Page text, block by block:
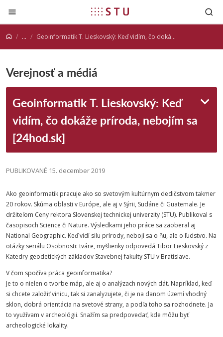
Prejsť na obsah
... Geoinformatik T. Lieskovský: Keď vidím, čo dokáže príroda, nebojím sa [24hod.sk]
Verejnosť a médiá
Geoinformatik T. Lieskovský: Keď
vidím, čo dokáže príroda, nebojím sa
[24hod.sk]
PUBLIKOVANÉ 15. december 2019
Ako geoinformatik pracuje ako so svetovým kultúrnym dedičstvom takmer
20 rokov. Skúma oblasti v Európe, ale aj v Sýrii, Sudáne či Guatemale. Je
držiteľom Ceny rektora Slovenskej technickej univerzity (STU). Publikoval s
časopisoch Science či Nature. Výsledkami jeho práce sa zaoberal aj
National Geographic. Keď vidí silu prírody, nebojí sa o ňu, ale o ľudstvo. Na
otázky seriálu Osobnosti: tváre, myšlienky odpovedá Tibor Lieskovský z
Katedry geodetických základov Stavebnej fakulty STU v Bratislave.
V čom spočíva práca geoinformatika?
Je to o nielen o tvorbe máp, ale aj o analýzach nových dát. Napríklad, keď
si chcete založiť vinicu, tak si zanalyzujete, či je na danom území vhodný
sklon, dobrá orientácia na svetové strany, a podľa toho sa rozhodnete. Ja
to využívam v archeológii. Snažím sa predpovedať, kde môžu byť
archeologické lokality.